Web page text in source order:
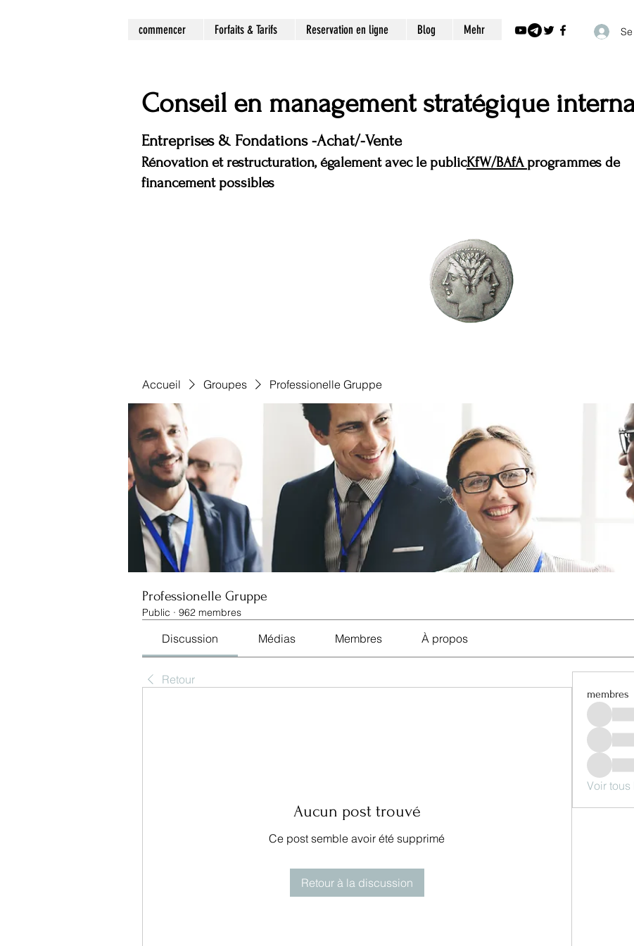
commencer Forfaits & Tarifs Reservation en ligne Blog Mehr
Conseil en management stratégique
Entreprises & Fondations -Achat/-Vente
Rénovation et restructuration, également avec le publicKfW/BAfA programmes de
financement possibles
Accueil Groupes Professionelle Gruppe
Professionelle Gruppe
Public · 962 membres
Discussion Médias Membres À propos
Retour
Aucun post trouvé
Ce post semble avoir été supprimé
Retour à la discussion
membres
Voir